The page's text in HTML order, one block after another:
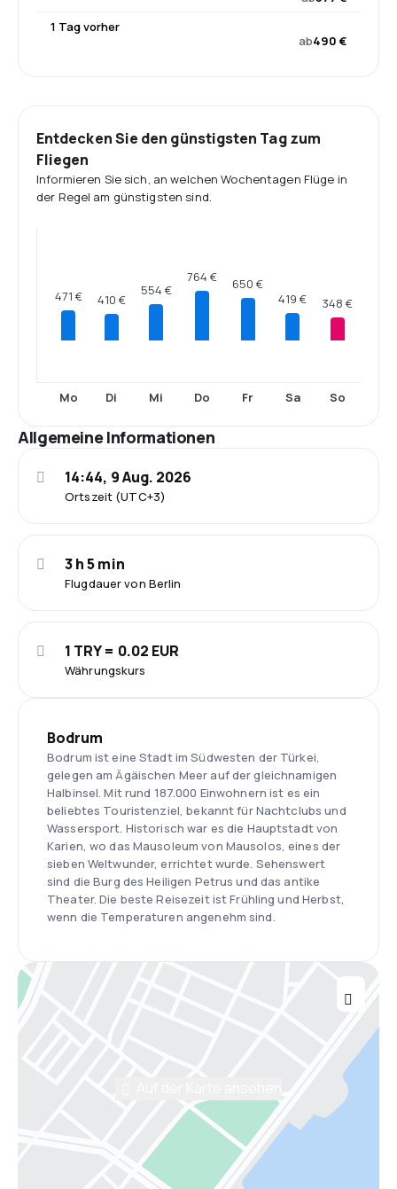
1 Tag vorher
ab490 €
Entdecken Sie den günstigsten Tag zum
Fliegen
Informieren Sie sich, an welchen Wochentagen Flüge in
der Regel am günstigsten sind.
471 €
Mo
410 €
Di
554 €
Mi
764 €
Do
650 €
Fr
419 €
Sa
348 €
So
Allgemeine Informationen
Ortszeit (UTC+3)
14:44, 9 Aug. 2026
Flugdauer von Berlin
3 h 5 min
Währungskurs
1 TRY = 0.02 EUR
Bodrum
Bodrum ist eine Stadt im Südwesten der Türkei,
gelegen am Ägäischen Meer auf der gleichnamigen
Halbinsel. Mit rund 187.000 Einwohnern ist es ein
beliebtes Touristenziel, bekannt für Nachtclubs und
Wassersport. Historisch war es die Hauptstadt von
Karien, wo das Mausoleum von Mausolos, eines der
sieben Weltwunder, errichtet wurde. Sehenswert
sind die Burg des Heiligen Petrus und das antike
Theater. Die beste Reisezeit ist Frühling und Herbst,
wenn die Temperaturen angenehm sind.